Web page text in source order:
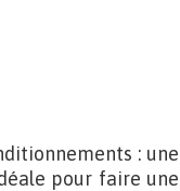
: une
pour faire une